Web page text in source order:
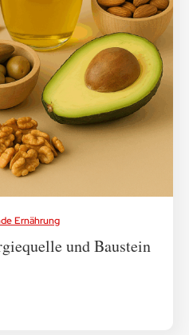
Ernährung
und Baustein